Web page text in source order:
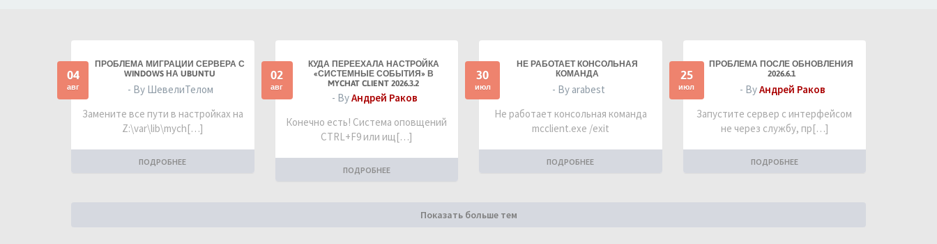
04
авг
ПРОБЛЕМА МИГРАЦИИ СЕРВЕРА С
WINDOWS НА UBUNTU
- By ШевелиТелом
Замените все пути в настройках на
Z:\var\lib\mych[…]
ПОДРОБНЕЕ
02
авг
КУДА ПЕРЕЕХАЛА НАСТРОЙКА
«СИСТЕМНЫЕ СОБЫТИЯ» В
MYCHAT CLIENT 2026.3.2
- ByАндрей Раков
Конечно есть! Система оповщений
CTRL+F9 или ищ[…]
ПОДРОБНЕЕ
30
июл
НЕ РАБОТАЕТ КОНСОЛЬНАЯ
КОМАНДА
- By arabest
Не работает консольная команда
mcclient.exe /exit
ПОДРОБНЕЕ
25
июл
ПРОБЛЕМА ПОСЛЕ ОБНОВЛЕНИЯ
2026.6.1
- ByАндрей Раков
Запустите сервер с интерфейсом
не через службу, пр[…]
ПОДРОБНЕЕ
Показать больше тем